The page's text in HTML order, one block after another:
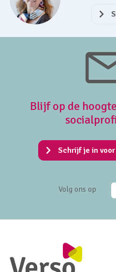
Blijf op de
Schrijf je in
Volg ons op